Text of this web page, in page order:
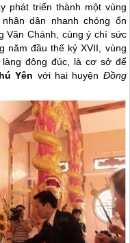
phát triển thành một vùng
dân nhanh chóng ổn
Văn Chánh, cùng ý chí sức
năm đầu thế kỷ XVII, vùng
đông đúc, là cơ sở để
Yên với hai huyện Đồng